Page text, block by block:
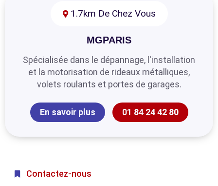
1.7km De Chez Vous
MGPARIS
Spécialisée dans le dépannage, l'installation
et la motorisation de rideaux métalliques,
volets roulants et portes de garages.
En savoir plus 01 84 24 42 80
Contactez-nous